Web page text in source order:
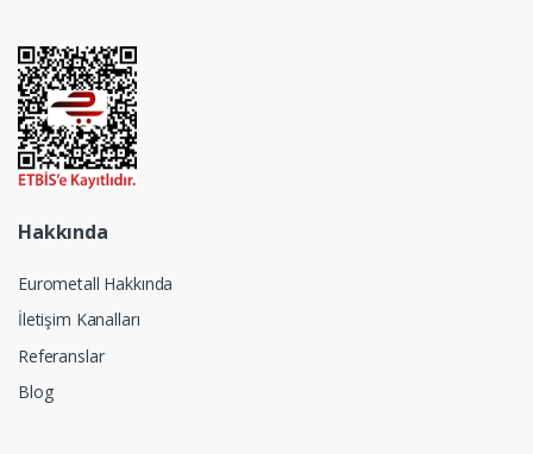
Hakkında
Eurometall Hakkında
İletişim Kanalları
Referanslar
Blog